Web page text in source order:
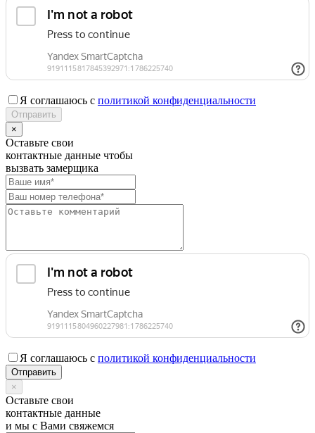
Я соглашаюсь с политикой конфиденциальности
×
Оставьте свои
контактные данные чтобы
вызвать замерщика
Я соглашаюсь с политикой конфиденциальности
×
Оставьте свои
контактные данные
и мы с Вами свяжемся